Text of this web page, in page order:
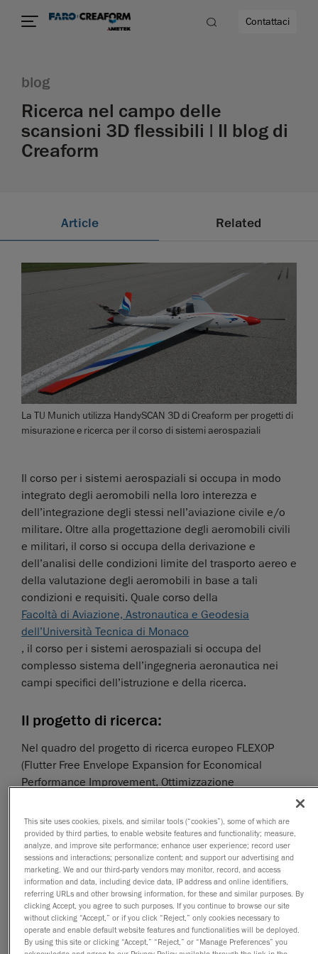
Contattaci
blog
Ricerca nel campo delle
scansioni 3D flessibili | Il blog di
Creaform
Article Related
La TU Munich utilizza HandySCAN 3D di Creaform per progetti di
misurazione e ricerca per il corso di sistemi aerospaziali
Il corso per i sistemi aerospaziali si occupa in modo
integrato degli aeromobili nella loro interezza e
dell’integrazione degli stessi nell’aviazione civile e/o
militare. Oltre alla progettazione degli aeromobili civili
e militari, il corso si occupa della derivazione e
dell’analisi delle condizioni limite del trasporto aereo e
della valutazione degli aeromobili in base a tali
condizioni e requisiti. Quale corso della
Facoltà di Aviazione, Astronautica e Geodesia
dell’Università Tecnica di Monaco
, il corso per i sistemi aerospaziali si occupa del
complesso sistema dell’ingegneria aeronautica nei
campi specifici dell’istruzione e della ricerca.
Il progetto di ricerca:
Nel quadro del progetto di ricerca europeo FLEXOP
(Flutter Free Envelope Expansion for Economical
Performance Improvement, Ottimizzazione
rendimento economico) vengono sviluppati e
convalidati nuovi metodi per la realizzazione di
strutture alari leggere e flessibili per la progettazione
dei sistemi attivi e passivi atti allo smorzamento del
flutter. Nell’ambito del programma di ricerca e
innovazione Horizon 2020 dell’Unione Europea, i
partner di ricerca e industriali di sei nazioni stanno
lavorando su algoritmi di controllo, attuatori,
This site uses cookies, pixels, and similar tools (“cookies”), some of which are
provided by third parties, to enable website features and functionality; measure,
analyze, and improve site performance; enhance user experience; record user
sessions and interactions; personalize content; and support our advertising and
marketing. We and our third-party vendors may monitor, record, and access
information and data, including device data, IP address and online identifiers,
referring URLs and other browsing information, for these and similar purposes. By
clicking Accept, you agree to such purposes. If you continue to browse our site
without clicking “Accept,” or if you click “Reject,” only cookies necessary to
operate and enable default website features and functionalities will be deployed.
By using this site or clicking “Accept,” “Reject,” or “Manage Preferences” you